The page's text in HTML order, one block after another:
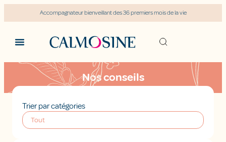
Accompagnateur bienveillant des 36 premiers mois de la vie
Nos conseils
Trier par catégories
Tout